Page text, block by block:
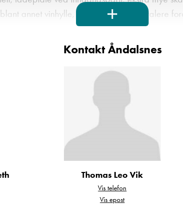
annet vinhylle, lydpakke med høytalere
med omfattende standardpakke:
med smart berøringspanel og fire
for stabilt og behagelig inneklima.
Kontakt Åndalsnes
Thomas Leo Vik
Vis telefon
Vis epost